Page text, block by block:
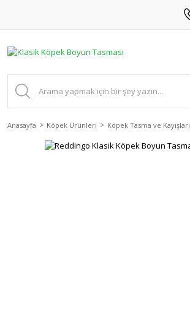
Anasayfa Köpek Ürünleri Köpek Tasma ve Kayışları